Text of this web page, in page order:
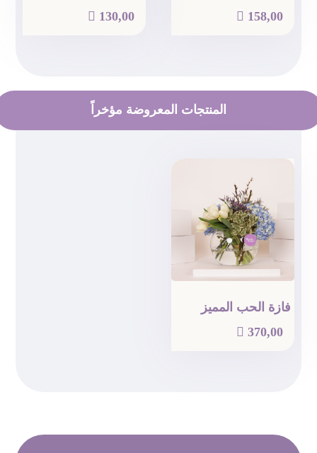
 158,00
 130,00
المنتجات المعروضة مؤخراً
فازة الحب المميز
 370,00